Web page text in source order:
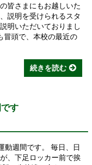
皆さまにもお越しいた
説明を受けられるスタ
明いただいておりまし
冒頭で、本校の最近の
続きを読む
す
動週間です。 毎日、日
、下足ロッカー前で挨